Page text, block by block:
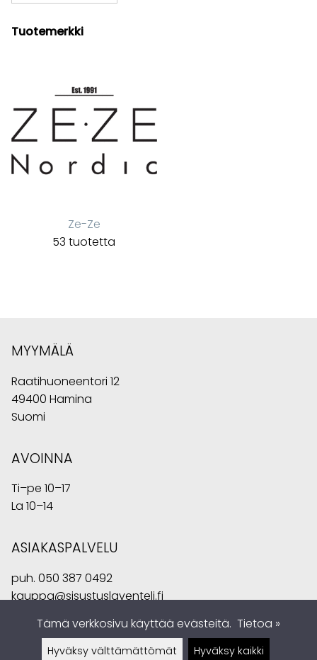
Tuotemerkki
Ze-Ze
53 tuotetta
MYYMÄLÄ
Raatihuoneentori 12
49400 Hamina
Suomi
AVOINNA
Ti–pe 10–17
La 10–14
ASIAKASPALVELU
puh. 050 387 0492
kauppa@sisustuslaventeli.fi
Tämä verkkosivu käyttää evästeitä. Tietoa »
Hyväksy välttämättömät Hyväksy kaikki